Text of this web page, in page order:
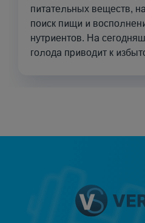
питательных веществ,
поиск пищи и
нутриентов. На
голода приводит к